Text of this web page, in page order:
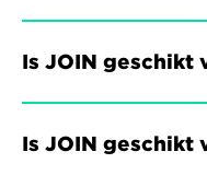
Is JOIN geschikt
Is JOIN geschikt